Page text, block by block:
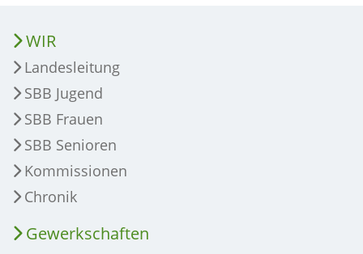
WIR
Landesleitung
SBB Jugend
SBB Frauen
SBB Senioren
Kommissionen
Chronik
Gewerkschaften